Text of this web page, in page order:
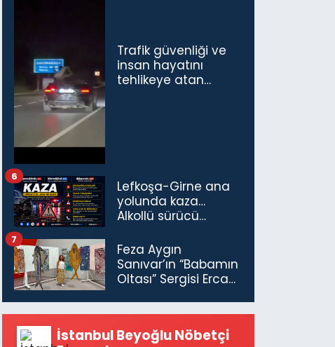
Trafik güvenliği ve
insan hayatını
tehlikeye atan
Lefkoşa-Girne ana
yolunda kaza…
Alkollü sürücü
6
Feza Aygın
Sanıvar’ın “Babamın
Oltası” Sergisi Ercan
7
İstanbul Beyoğlu Nöbetçi